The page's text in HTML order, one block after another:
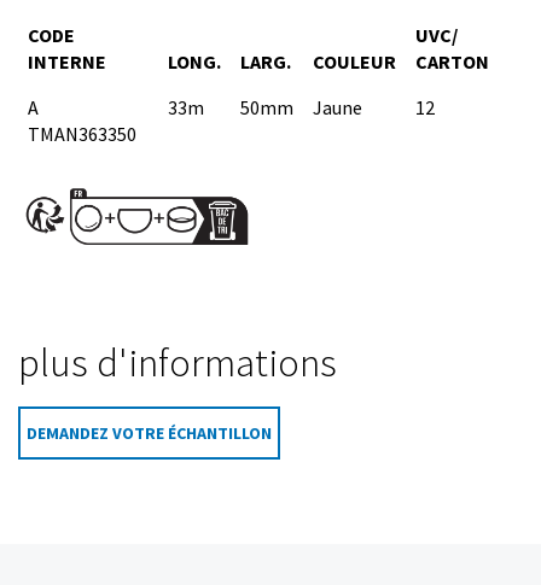
CODE
INTERNE
LONG. LARG. COULEUR
UVC/
CARTON
A
TMAN363350
33m 50mm Jaune 12
plus d'informations
DEMANDEZ VOTRE ÉCHANTILLON